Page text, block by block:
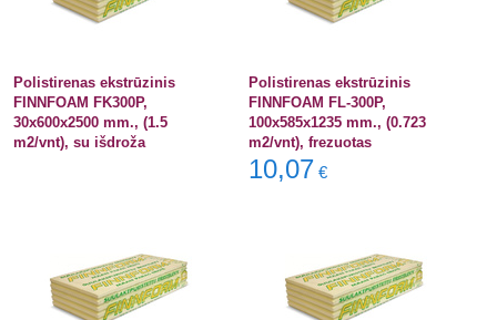
Polistirenas ekstrūzinis
FINNFOAM FK300P,
30x600x2500 mm., (1.5
m2/vnt), su išdroža
Polistirenas ekstrūzinis
FINNFOAM FL-300P,
100x585x1235 mm., (0.723
m2/vnt), frezuotas
10,07 €